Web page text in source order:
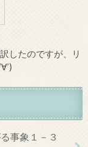
したのですが、リ
事象１－３